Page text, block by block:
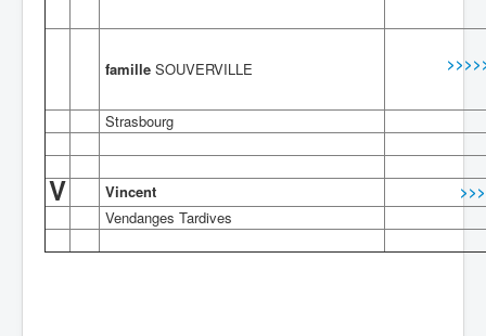
famille SOUVERVILLE
Strasbourg
V Vincent
Vendanges Tardives